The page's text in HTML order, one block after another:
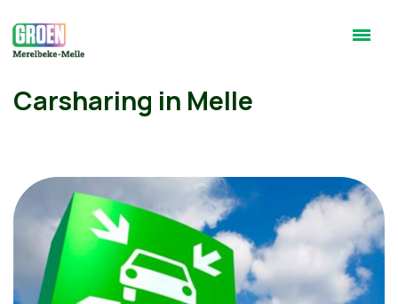
Carsharing in Melle